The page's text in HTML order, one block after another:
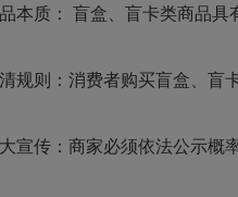
质： 盲盒、盲卡类商品具有
则：消费者购买盲盒、盲卡
传：商家必须依法公示概率